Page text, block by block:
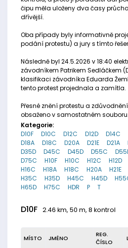
čipu měla uloženy dva časy
dřívější.
Oba případy byly informativně
podání protestu) a jury s tímto
Následně byl 24.5.2026 v 18:40
závodníkem Patrikem Sedláčkem
klasifikaci závodníka Eduarda
tento protest projednala a zamítla.
Přesné znění protestu a
obsaženo v samostatném souboru.
Kategorie:
D10F
D10C D12C D12D D14C
D18A
D18C D20A D21E D21A
D35D
D45C D45D D55C
D75C
H10F H10C H12C H12D
H16C
H18A H18C H20A H21E
H35C
H35D H45C H45D
H65D
H75C HDR P T
D10F 2.46 km, 50 m, 8 kontrol
MÍSTO JMÉNO
REG.
ČÍSLO